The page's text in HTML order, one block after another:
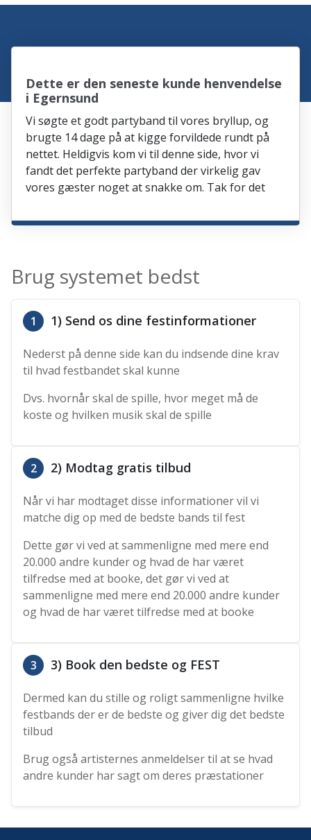
Dette er den seneste kunde henvendelse
i Egernsund
Vi søgte et godt partyband til vores bryllup, og
brugte 14 dage på at kigge forvildede rundt på
nettet. Heldigvis kom vi til denne side, hvor vi
fandt det perfekte partyband der virkelig gav
vores gæster noget at snakke om. Tak for det
Brug systemet bedst
1 1) Send os dine festinformationer
Nederst på denne side kan du indsende dine krav
til hvad festbandet skal kunne
Dvs. hvornår skal de spille, hvor meget må de
koste og hvilken musik skal de spille
2 2) Modtag gratis tilbud
Når vi har modtaget disse informationer vil vi
matche dig op med de bedste bands til fest
Dette gør vi ved at sammenligne med mere end
20.000 andre kunder og hvad de har været
tilfredse med at booke, det gør vi ved at
sammenligne med mere end 20.000 andre kunder
og hvad de har været tilfredse med at booke
3 3) Book den bedste og FEST
Dermed kan du stille og roligt sammenligne hvilke
festbands der er de bedste og giver dig det bedste
tilbud
Brug også artisternes anmeldelser til at se hvad
andre kunder har sagt om deres præstationer